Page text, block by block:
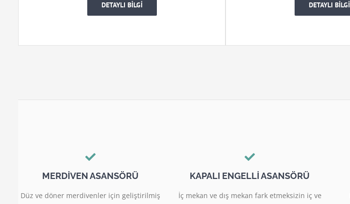
DETAYLI BİLGİ DETAYLI BİLGİ
MERDİVEN ASANSÖRÜ
Düz ve döner merdivenler için geliştirilmiş
KAPALI ENGELLİ ASANSÖRÜ
İç mekan ve dış mekan fark etmeksizin iç ve